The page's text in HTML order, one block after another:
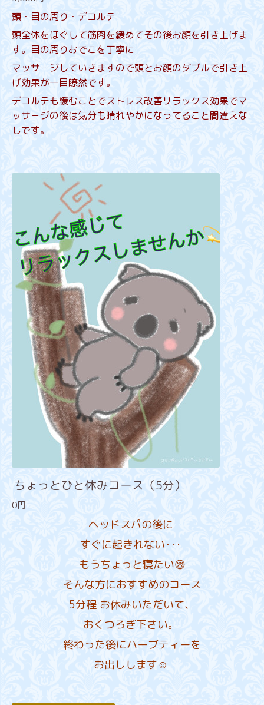
頭・目の周り・デコルテ
頭全体をほぐして筋肉を緩めてその後お顔を引き上げま
す。目の周りおでこを丁寧に
マッサ－ジしていきますので頭とお顔のダブルで引き上
げ効果が一目瞭然です。
デコルテも緩むことでストレス改善リラックス効果でマ
ッサ－ジの後は気分も晴れやかになってること間違えな
しです。
ちょっとひと休みコース（5分）
0円
ヘッドスパの後に
すぐに起きれない･･･
もうちょっと寝たい😪
そんな方におすすめのコース
5分程 お休みいただいて、
おくつろぎ下さい。
終わった後にハーブティーを
お出しします︎︎☺︎